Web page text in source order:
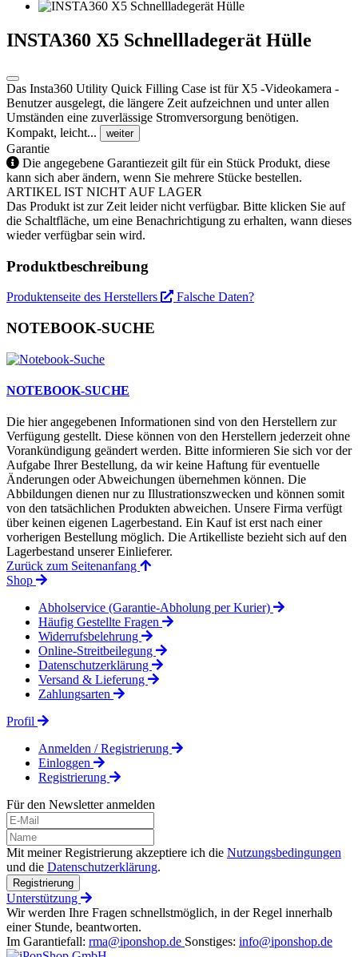
INSTA360 X5 Schnellladegerät Hülle
Das Insta360 Utility Quick Filling Case ist für X5 -Videokamera -
Benutzer ausgelegt, die längere Zeit aufzeichnen und unter allen
Umständen eine zuverlässige Stromversorgung benötigen.
Kompakt, leicht...
weiter
Garantie
Die angegebene Garantiezeit gilt für ein Stück Produkt, diese
kann sich aber ändern, wenn Sie mehrere Stücke bestellen.
ARTIKEL IST NICHT AUF LAGER
Das Produkt ist zur Zeit leider nicht verfügbar. Bitte klicken Sie auf
die Schaltfläche, um eine Benachrichtigung zu erhalten, wann dieses
wieder verfügbar sein wird.
Produktbeschreibung
Produktenseite des Herstellers Falsche Daten?
NOTEBOOK-SUCHE
NOTEBOOK-SUCHE
Die hier angegebenen Informationen sind von den Herstellern zur
Verfügung gestellt. Diese können von den Herstellern jederzeit ohne
Vorankündigung geändert werden. Bitte informieren Sie sich vor der
Aufgabe Ihrer Bestellung, da wir keine Haftung für eventuelle
Änderungen oder Abweichungen übernehmen können. Die
Abbildungen dienen nur zu Illustrationszwecken und können somit
von den tatsächlichen Produkten abweichen. Unsere Firma verfügt
über keinen eigenen Lagerbestand. Ein Kauf ist erst nach einer
vorherigen Bestellung möglich. Die Artikelliste bezieht sich auf den
Lagerbestand unserer Einlieferer.
Zurück zum Seitenanfang
Shop
Abholservice (Garantie-Abholung per Kurier)
Häufig Gestellte Fragen
Widerrufsbelehrung
Online-Streitbeilegung
Datenschutzerklärung
Versand & Lieferung
Zahlungsarten
Profil
Anmelden / Registrierung
Einloggen
Registrierung
Für den Newsletter anmelden
Mit meiner Registrierung akzeptiere ich die Nutzungsbedingungen
und die Datenschutzerklärung.
Registrierung
Unterstützung
Wir werden Ihre Fragen schnellstmöglich, in der Regel innerhalb
einer Stunde, beantworten.
Im Garantiefall: rma@iponshop.de Sonstiges: info@iponshop.de